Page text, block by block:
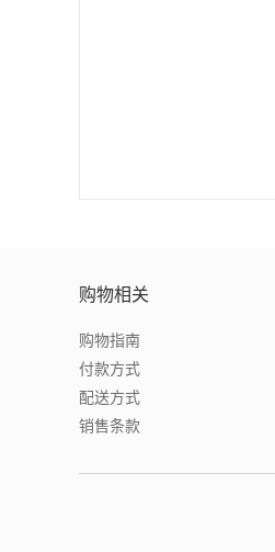
购物相关
购物指南
付款方式
配送方式
销售条款